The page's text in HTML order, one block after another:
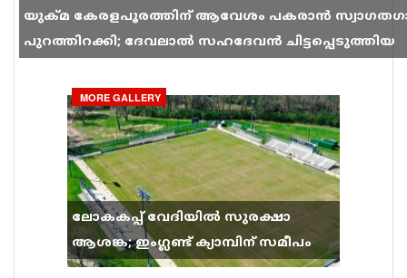
യുക്മ കേരളപൂരത്തിന് ആവേശം പകരാൻ
പുറത്തിറക്കി; ദേവലാൽ സഹദേവൻ ചിട്ടപ്പെടുത്തിയ
MORE GALLERY
ലോകകപ്പ് വേദിയിൽ സുരക്ഷാ
ആശങ്ക; ഇംഗ്ലണ്ട് ക്യാമ്പിന് സമീപം
വെടിവെപ്പ്, 9 പേർക്ക് പരിക്ക്